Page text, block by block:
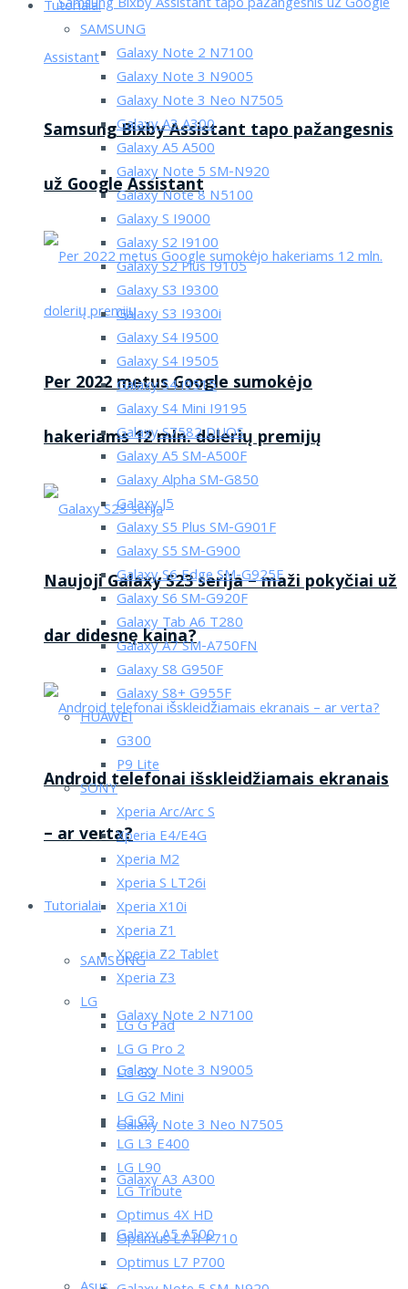
Samsung Bixby Assistant tapo pažangesnis
už Google Assistant
Per 2022 metus Google sumokėjo
hakeriams 12 mln. dolerių premijų
Naujoji Galaxy S23 serija – maži pokyčiai už
dar didesnę kaina?
Android telefonai išskleidžiamais ekranais
– ar verta?
Tutorialai
SAMSUNG
Galaxy Note 2 N7100
Galaxy Note 3 N9005
Galaxy Note 3 Neo N7505
Galaxy A3 A300
Galaxy A5 A500
Tutorialai
SAMSUNG
Galaxy Note 2 N7100
Galaxy Note 3 N9005
Galaxy Note 3 Neo N7505
Galaxy A3 A300
Galaxy A5 A500
Galaxy Note 5 SM-N920
Galaxy Note 8 N5100
Galaxy S I9000
Galaxy S2 I9100
Galaxy S2 Plus I9105
Galaxy S3 I9300
Galaxy S3 I9300i
Galaxy S4 I9500
Galaxy S4 I9505
Galaxy S4 i9515
Galaxy S4 Mini I9195
Galaxy S7582 DUOS
Galaxy A5 SM-A500F
Galaxy Alpha SM-G850
Galaxy J5
Galaxy S5 Plus SM-G901F
Galaxy S5 SM-G900
Galaxy S6 Edge SM-G925F
Galaxy S6 SM-G920F
Galaxy Tab A6 T280
Galaxy A7 SM-A750FN
Galaxy S8 G950F
Galaxy S8+ G955F
HUAWEI
G300
P9 Lite
SONY
Xperia Arc/Arc S
Xperia E4/E4G
Xperia M2
Xperia S LT26i
Xperia X10i
Xperia Z1
Xperia Z2 Tablet
Xperia Z3
LG
LG G Pad
LG G Pro 2
LG G2
LG G2 Mini
LG G3
LG L3 E400
LG L90
LG Tribute
Optimus 4X HD
Optimus L7 II P710
Optimus L7 P700